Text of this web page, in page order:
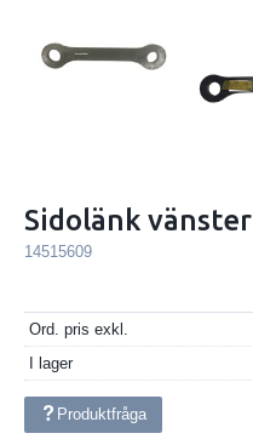
Sidolänk vänster
14515609
Ord. pris exkl.
I lager
Produktfråga